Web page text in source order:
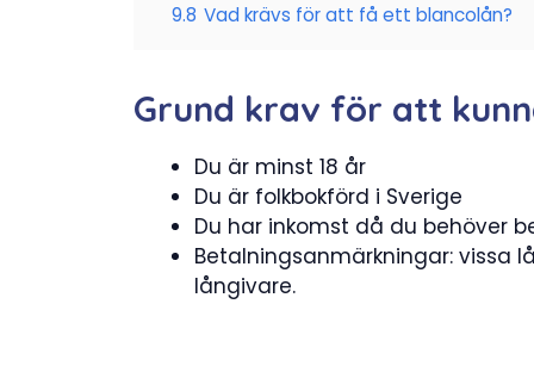
9.8 Vad krävs för att få ett blancolån?
Grund krav för att
Du är minst 18 år
Du är folkbokförd i Sverige
Du har inkomst då du behöver
Betalningsanmärkningar: vissa
långivare.